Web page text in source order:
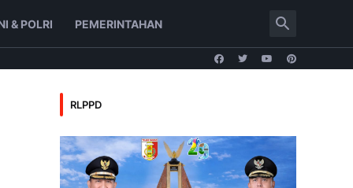
& POLRI PEMERINTAHAN
RLPPD